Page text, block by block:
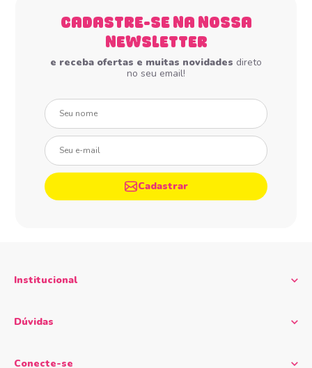
CADASTRE-SE NA NOSSA
NEWSLETTER
e receba ofertas e muitas novidades direto
no seu email!
Seu nome
Seu e-mail
Cadastrar
Institucional
Dúvidas
Conecte-se